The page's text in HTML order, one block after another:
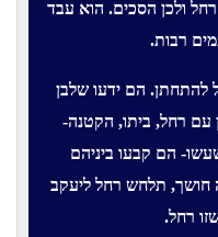
ולכן הסכים. הוא עבד
רבות.
להתחתן. הם ידעו שלבן
עם רחל, ביתו, הקטנה-
הם קבעו ביניהם
חושך, תלחש רחל ליעקב
רחל.